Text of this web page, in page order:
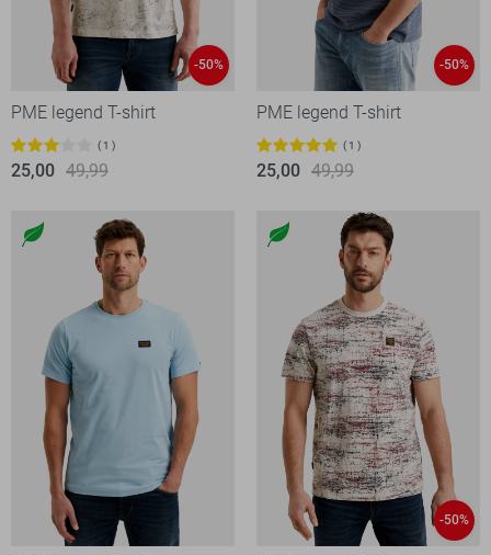
-50%
PME legend T-shirt
1
25,00 49,99
-50%
PME legend T-shirt
1
25,00 49,99
-50%